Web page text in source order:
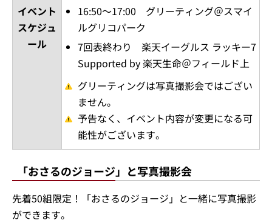
イベント
スケジュ
ール
16:50～17:00 グリーティング＠スマイ
ルグリコパーク
7回表終わり 楽天イーグルス ラッキー7
Supported by 楽天生命＠フィールド上
グリーティングは写真撮影会ではござい
ません。
予告なく、イベント内容が変更になる可
能性がございます。
「おさるのジョージ」と写真撮影会
先着50組限定！「おさるのジョージ」と一緒に写真撮影
ができます。